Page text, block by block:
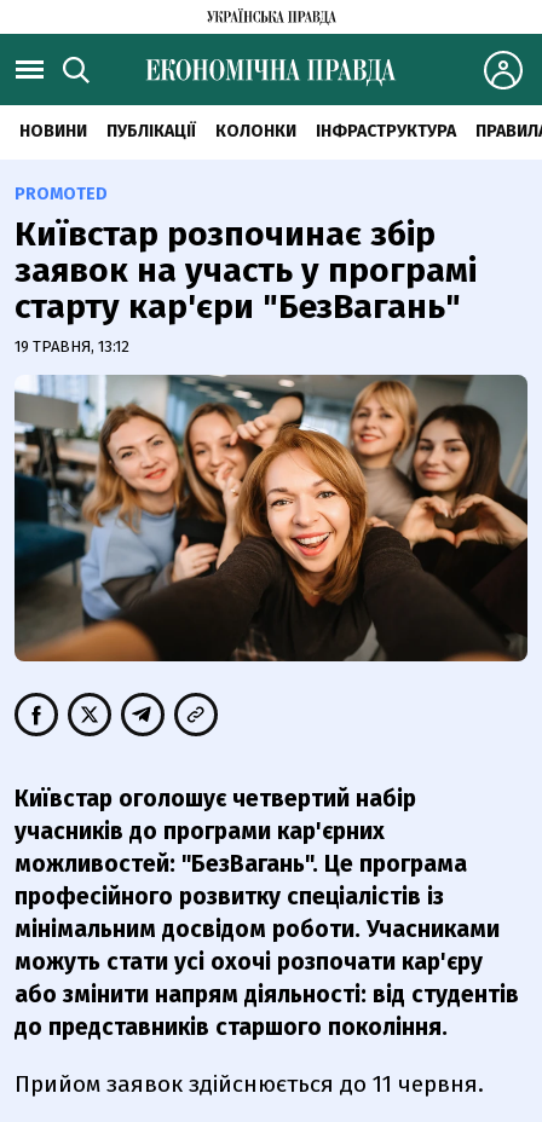
НОВИНИ ПУБЛІКАЦІЇ КОЛОНКИ ІНФРАСТРУКТУРА
PROMOTED
Київстар розпочинає збір
заявок на участь у програмі
старту кар'єри "БезВагань"
19 ТРАВНЯ, 13:12
Київстар оголошує четвертий набір
учасників до програми кар'єрних
можливостей: "БезВагань". Це програма
професійного розвитку спеціалістів із
мінімальним досвідом роботи. Учасниками
можуть стати усі охочі розпочати кар'єру
або змінити напрям діяльності: від студентів
до представників старшого покоління.
Прийом заявок здійснюється до 11 червня.